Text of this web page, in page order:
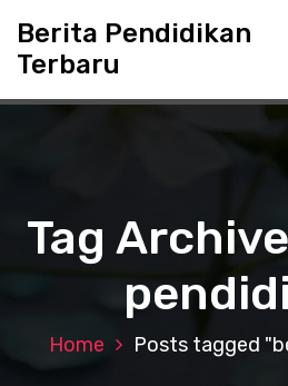
t
Berita Pendidikan
Terbaru
Tag
Home Posts tagged